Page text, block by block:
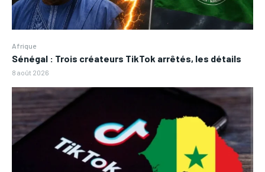
Afrique
Sénégal : Trois créateurs TikTok arrêtés, les détails
8 août 2026